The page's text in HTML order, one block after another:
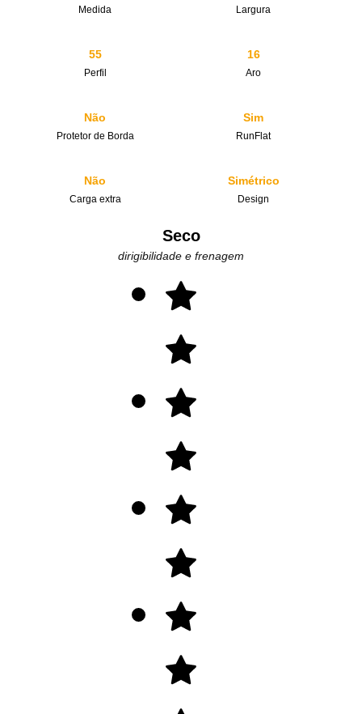
Medida Largura
55
Perfil
16
Aro
Não
Protetor de Borda
Sim
RunFlat
Não
Carga extra
Simétrico
Design
Seco
dirigibilidade e frenagem